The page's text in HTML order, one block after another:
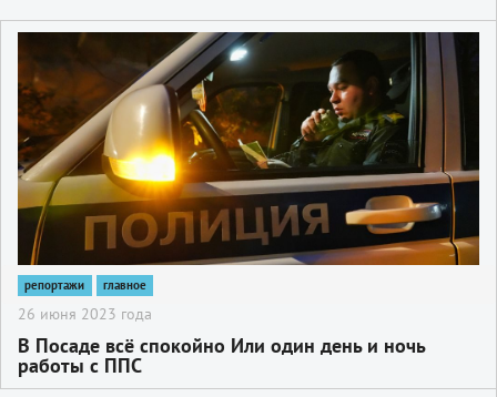
репортажи главное
26 июня 2023 года
В Посаде всё спокойно Или один день и ночь
работы с ППС